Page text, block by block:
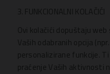
3. FUNKCIONALNI KOLAČIĆI
Ovi kolačići dopuštaju
Vaših odabranih opcija
personalizirane funkcije.
praćenje Vaših aktivnosti